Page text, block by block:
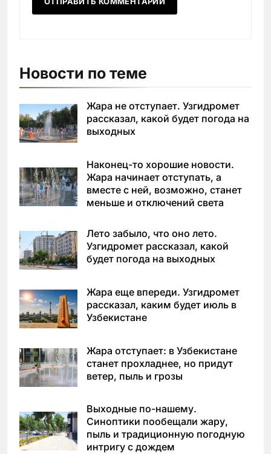
Новости по теме
Жара не отступает. Узгидромет
рассказал, какой будет погода на
выходных
Наконец-то хорошие новости.
Жара начинает отступать, а
вместе с ней, возможно, станет
меньше и отключений света
Лето забыло, что оно лето.
Узгидромет рассказал, какой
будет погода на выходных
Жара еще впереди. Узгидромет
рассказал, каким будет июль в
Узбекистане
Жара отступает: в Узбекистане
станет прохладнее, но придут
ветер, пыль и грозы
Выходные по-нашему.
Синоптики пообещали жару,
пыль и традиционную погодную
интригу с дождем